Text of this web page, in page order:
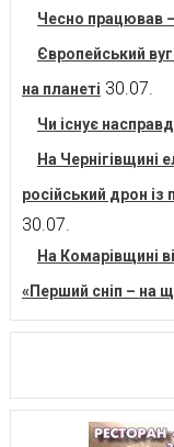
Чесно працював
Європейський
на планеті 30.07.
Чи існує
На Чернігівщині
російський дрон із
30.07.
На Комарівщині
«Перший сніп – на